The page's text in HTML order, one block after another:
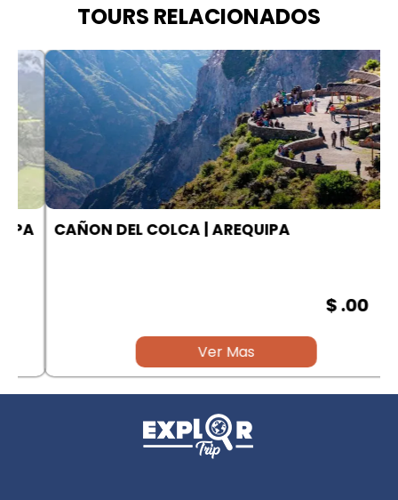
TOURS RELACIONADOS
CAÑON DEL COLCA | AREQUIPA
$ .00
Ver Mas